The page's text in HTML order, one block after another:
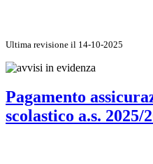
Ultima revisione il 14-10-2025
Pagamento
scolastico a.s. 2025/